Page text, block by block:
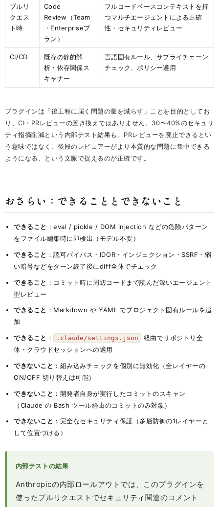
プルリ
クエス
ト時
Code
Review（Team
・Enterpriseプ
ラン）
フルコードベースコンテキストを持
つマルチエージェントによる正確
性・セキュリティレビュー
CI/CD
既存の静的解
析・依存関係ス
キャナー
言語固有ルール、サプライチェーン
チェック、ポリシー適用
プラグインは「後工程に届く問題の量を減らす」ことを目的としてお
り、CI・PRレビューの置き換えではありません。30〜40%のセキュリ
ティ指摘削減という内部テスト結果も、PRレビューを廃止できるとい
う意味ではなく、後段のレビュアーがより本質的な問題に集中できる
ようになる、という文脈で捉えるのが正確です。
おさらい：できることとできないこと
できること ：eval / pickle / DOM injection などの危険パターン
をファイル編集時に即検出（モデル不要）
できること ：認可バイパス・IDOR・インジェクション・SSRF・弱
い暗号などをターン終了後にdiff全体でチェック
できること ：コミット時に周辺コードまで読んだ深いエージェント
型レビュー
できること ：Markdown や YAML でプロジェクト固有ルールを追
加
できること ： .claude/settings.json
経由でリポジトリ全
体・クラウドセッションへの適用
できないこと ：組み込みチェックを個別に無効化（全レイヤーの
ON/OFF 切り替えは可能）
できないこと ：開発者自身が実行したコミットのスキャン
（Claude の Bash ツール経由のコミットのみ対象）
できないこと ：完全なセキュリティ保証（多層防御の1レイヤーと
して位置づける）
内部テストの結果
Anthropicの内部ロールアウトでは、このプラグインを
使ったプルリクエストでセキュリティ関連のコメント